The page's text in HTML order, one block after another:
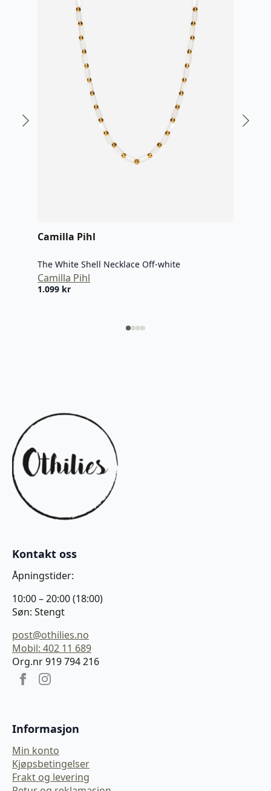
Camilla Pihl
The White Shell Necklace Off-white
Camilla Pihl
1.099 kr
Kontakt oss
Åpningstider:
10:00 – 20:00 (18:00)
Søn: Stengt
post@othilies.no
Mobil: 402 11 689
Org.nr 919 794 216
Informasjon
Min konto
Kjøpsbetingelser
Frakt og levering